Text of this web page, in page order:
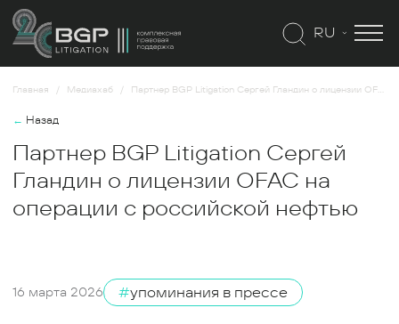
RU
Главная Медиахаб Партнер BGP Litigation Сергей Гландин о лицензии OFAC на операции с российской нефтью
← Назад
Партнер BGP Litigation Сергей
Гландин о лицензии OFAC на
операции с российской нефтью
16 марта 2026 #упоминания в прессе